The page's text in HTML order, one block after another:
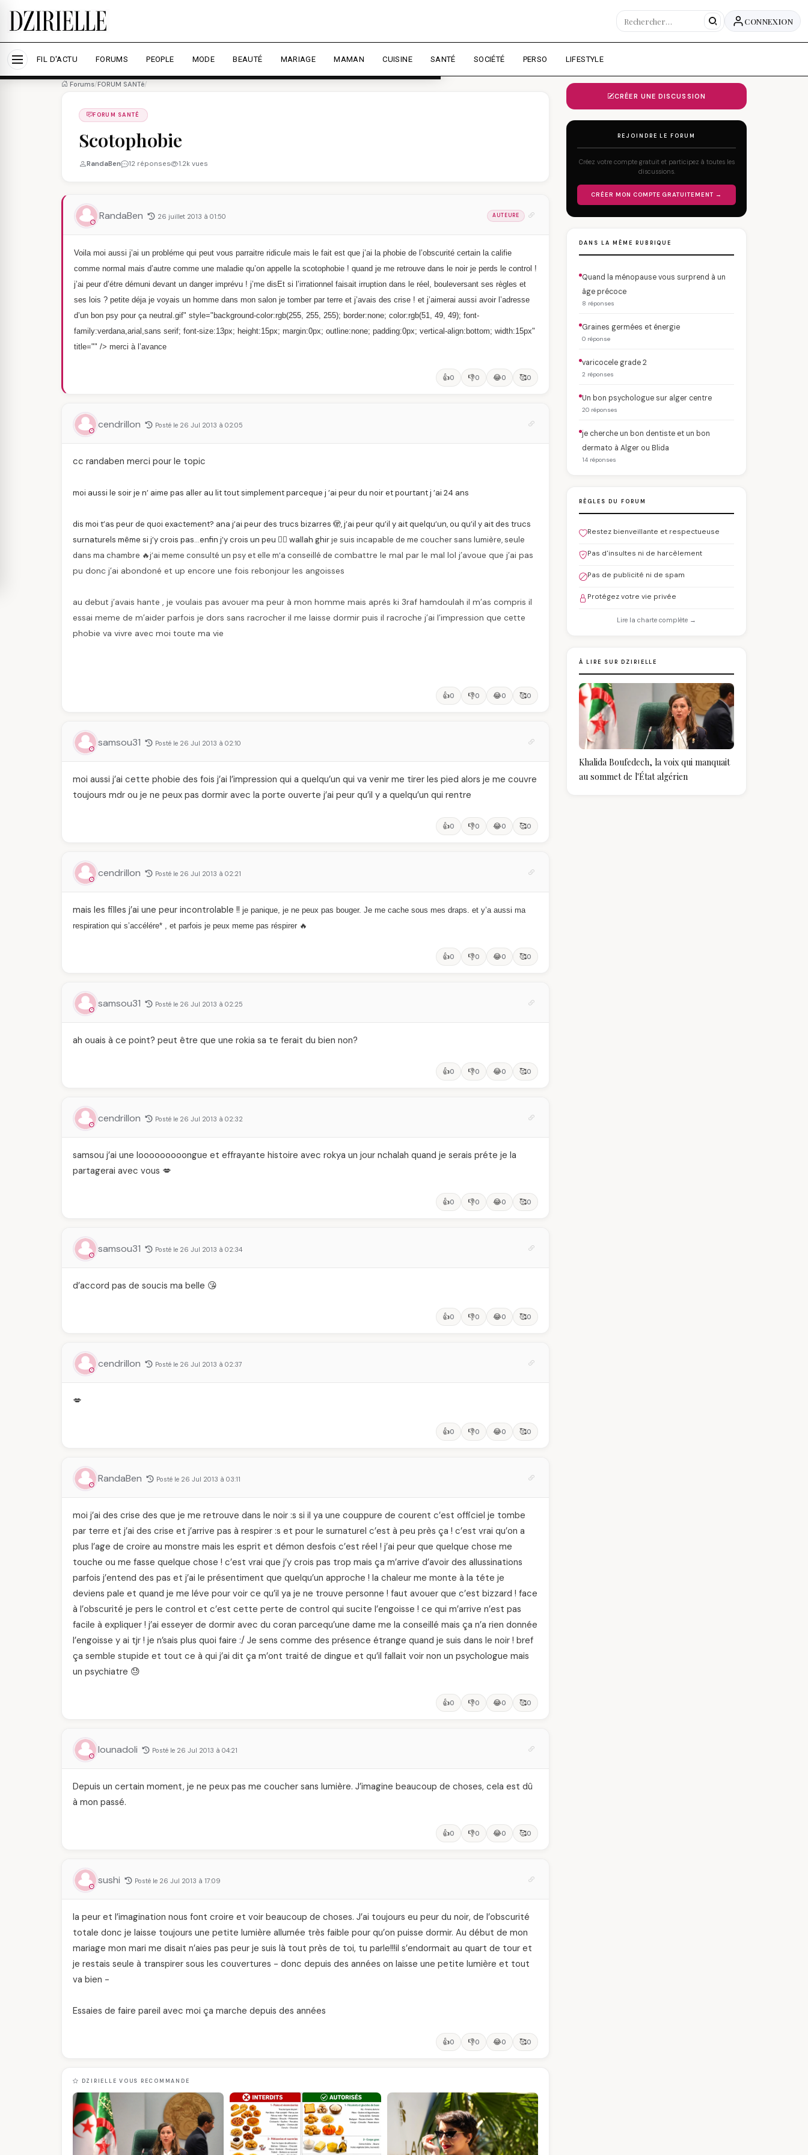
Nous utilisons des cookies pour améliorer votre expérience et mesurer l'audience.
Accepter tout Personnaliser
CONNEXION
FIL D'ACTU FORUMS PEOPLE MODE BEAUTÉ MARIAGE MAMAN CUISINE SANTÉ SOCIÉTÉ PERSO LIFESTYLE
Forums/FORUM SANTé/
FORUM SANTÉ
Scotophobie
RandaBen 12 réponses 1.2k vues
RandaBen 26 juillet 2013 à 01:50 AUTEURE
Voila moi aussi j’ai un probléme qui peut vous parraitre ridicule mais le fait est que j’ai la phobie de l’obscurité certain la califie
comme normal mais d’autre comme une maladie qu’on appelle la scotophobie ! quand je me retrouve dans le noir je perds le control !
j’ai peur d’étre démuni devant un danger imprévu ! j’me disEt si l’irrationnel faisait irruption dans le réel, bouleversant ses règles et
ses lois ? petite déja je voyais un homme dans mon salon je tomber par terre et j’avais des crise ! et j’aimerai aussi avoir l’adresse
d’un bon psy pour ça neutral.gif" style="background-color:rgb(255, 255, 255); border:none; color:rgb(51, 49, 49); font-
family:verdana,arial,sans serif; font-size:13px; height:15px; margin:0px; outline:none; padding:0px; vertical-align:bottom; width:15px"
title="" /> merci à l’avance
👍0 👎0 😂0 🥰0
cendrillon Posté le 26 Jul 2013 à 02:05
cc randaben merci pour le topic
moi aussi le soir je n’ aime pas aller au lit tout simplement parceque j ’ai peur du noir et pourtant j ’ai 24 ans
dis moi t’as peur de quoi exactement? ana j’ai peur des trucs bizarres 🫣, j’ai peur qu’il y ait quelqu’un, ou qu’il y ait des trucs
surnaturels même si j’y crois pas…enfin j’y crois un peu 🙅‍♂️ wallah ghirje suis incapable de me coucher sans lumière, seule
dans ma chambre 🔥j’ai meme consulté un psy et elle m’a conseillé de combattre le mal par le mal lol j’avoue que j’ai pas
pu donc j’ai abondoné et up encore une fois rebonjour les angoisses
au debut j’avais hante , je voulais pas avouer ma peur à mon homme mais aprés ki 3raf hamdoulah il m’as compris il
essai meme de m’aider parfois je dors sans racrocher il me laisse dormir puis il racroche j’ai l’impression que cette
phobie va vivre avec moi toute ma vie
👍0 👎0 😂0 🥰0
samsou31 Posté le 26 Jul 2013 à 02:10
moi aussi j’ai cette phobie des fois j’ai l’impression qui a quelqu’un qui va venir me tirer les pied alors je me couvre
toujours mdr ou je ne peux pas dormir avec la porte ouverte j’ai peur qu’il y a quelqu’un qui rentre
👍0 👎0 😂0 🥰0
cendrillon Posté le 26 Jul 2013 à 02:21
mais les filles j’ai une peur incontrolable !! je panique, je ne peux pas bouger. Je me cache sous mes draps. et y’a aussi ma
respiration qui s’accélére* , et parfois je peux meme pas réspirer 🔥
👍0 👎0 😂0 🥰0
samsou31 Posté le 26 Jul 2013 à 02:25
ah ouais à ce point? peut être que une rokia sa te ferait du bien non?
👍0 👎0 😂0 🥰0
cendrillon Posté le 26 Jul 2013 à 02:32
samsou j’ai une looooooooongue et effrayante histoire avec rokya un jour nchalah quand je serais préte je la
partagerai avec vous 💋
👍0 👎0 😂0 🥰0
samsou31 Posté le 26 Jul 2013 à 02:34
d’accord pas de soucis ma belle 😘
👍0 👎0 😂0 🥰0
cendrillon Posté le 26 Jul 2013 à 02:37
💋
👍0 👎0 😂0 🥰0
RandaBen Posté le 26 Jul 2013 à 03:11
moi j’ai des crise des que je me retrouve dans le noir :s si il ya une couppure de courent c’est officiel je tombe
par terre et j’ai des crise et j’arrive pas à respirer :s et pour le surnaturel c’est à peu près ça ! c’est vrai qu’on a
plus l’age de croire au monstre mais les esprit et démon desfois c’est réel ! j’ai peur que quelque chose me
touche ou me fasse quelque chose ! c’est vrai que j’y crois pas trop mais ça m’arrive d’avoir des allussinations
parfois j’entend des pas et j’ai le présentiment que quelqu’un approche ! la chaleur me monte à la téte je
deviens pale et quand je me léve pour voir ce qu’il ya je ne trouve personne ! faut avouer que c’est bizzard ! face
à l’obscurité je pers le control et c’est cette perte de control qui sucite l’engoisse ! ce qui m’arrive n’est pas
facile à expliquer ! j’ai esseyer de dormir avec du coran parcequ’une dame me la conseillé mais ça n’a rien donnée
l’engoisse y ai tjr ! je n’sais plus quoi faire :/ Je sens comme des présence étrange quand je suis dans le noir ! bref
ça semble stupide et tout ce à qui j’ai dit ça m’ont traité de dingue et qu’il fallait voir non un psychologue mais
un psychiatre 😓
👍0 👎0 😂0 🥰0
lounadoli Posté le 26 Jul 2013 à 04:21
Depuis un certain moment, je ne peux pas me coucher sans lumière. J’imagine beaucoup de choses, cela est dû
à mon passé.
👍0 👎0 😂0 🥰0
sushi Posté le 26 Jul 2013 à 17:09
la peur et l’imagination nous font croire et voir beaucoup de choses. J’ai toujours eu peur du noir, de l’obscurité
totale donc je laisse toujours une petite lumière allumée très faible pour qu’on puisse dormir. Au début de mon
mariage mon mari me disait n’aies pas peur je suis là tout près de toi, tu parle!!!il s’endormait au quart de tour et
je restais seule à transpirer sous les couvertures - donc depuis des années on laisse une petite lumière et tout
va bien -
Essaies de faire pareil avec moi ça marche depuis des années
👍0 👎0 😂0 🥰0
DZIRIELLE VOUS RECOMMANDE
CRÉER UNE DISCUSSION
REJOINDRE LE FORUM
Créez votre compte gratuit et participez à toutes les
discussions.
CRÉER MON COMPTE GRATUITEMENT →
DANS LA MÊME RUBRIQUE
Quand la ménopause vous surprend à un
âge précoce
8 réponses
Graines germées et énergie
0 réponse
varicocele grade 2
2 réponses
Un bon psychologue sur alger centre
20 réponses
je cherche un bon dentiste et un bon
dermato à Alger ou Blida
14 réponses
RÈGLES DU FORUM
Restez bienveillante et respectueuse
Pas d'insultes ni de harcèlement
Pas de publicité ni de spam
Protégez votre vie privée
Lire la charte complète →
À LIRE SUR DZIRIELLE
Khalida Boufedech, la voix qui manquait
au sommet de l'État algérien